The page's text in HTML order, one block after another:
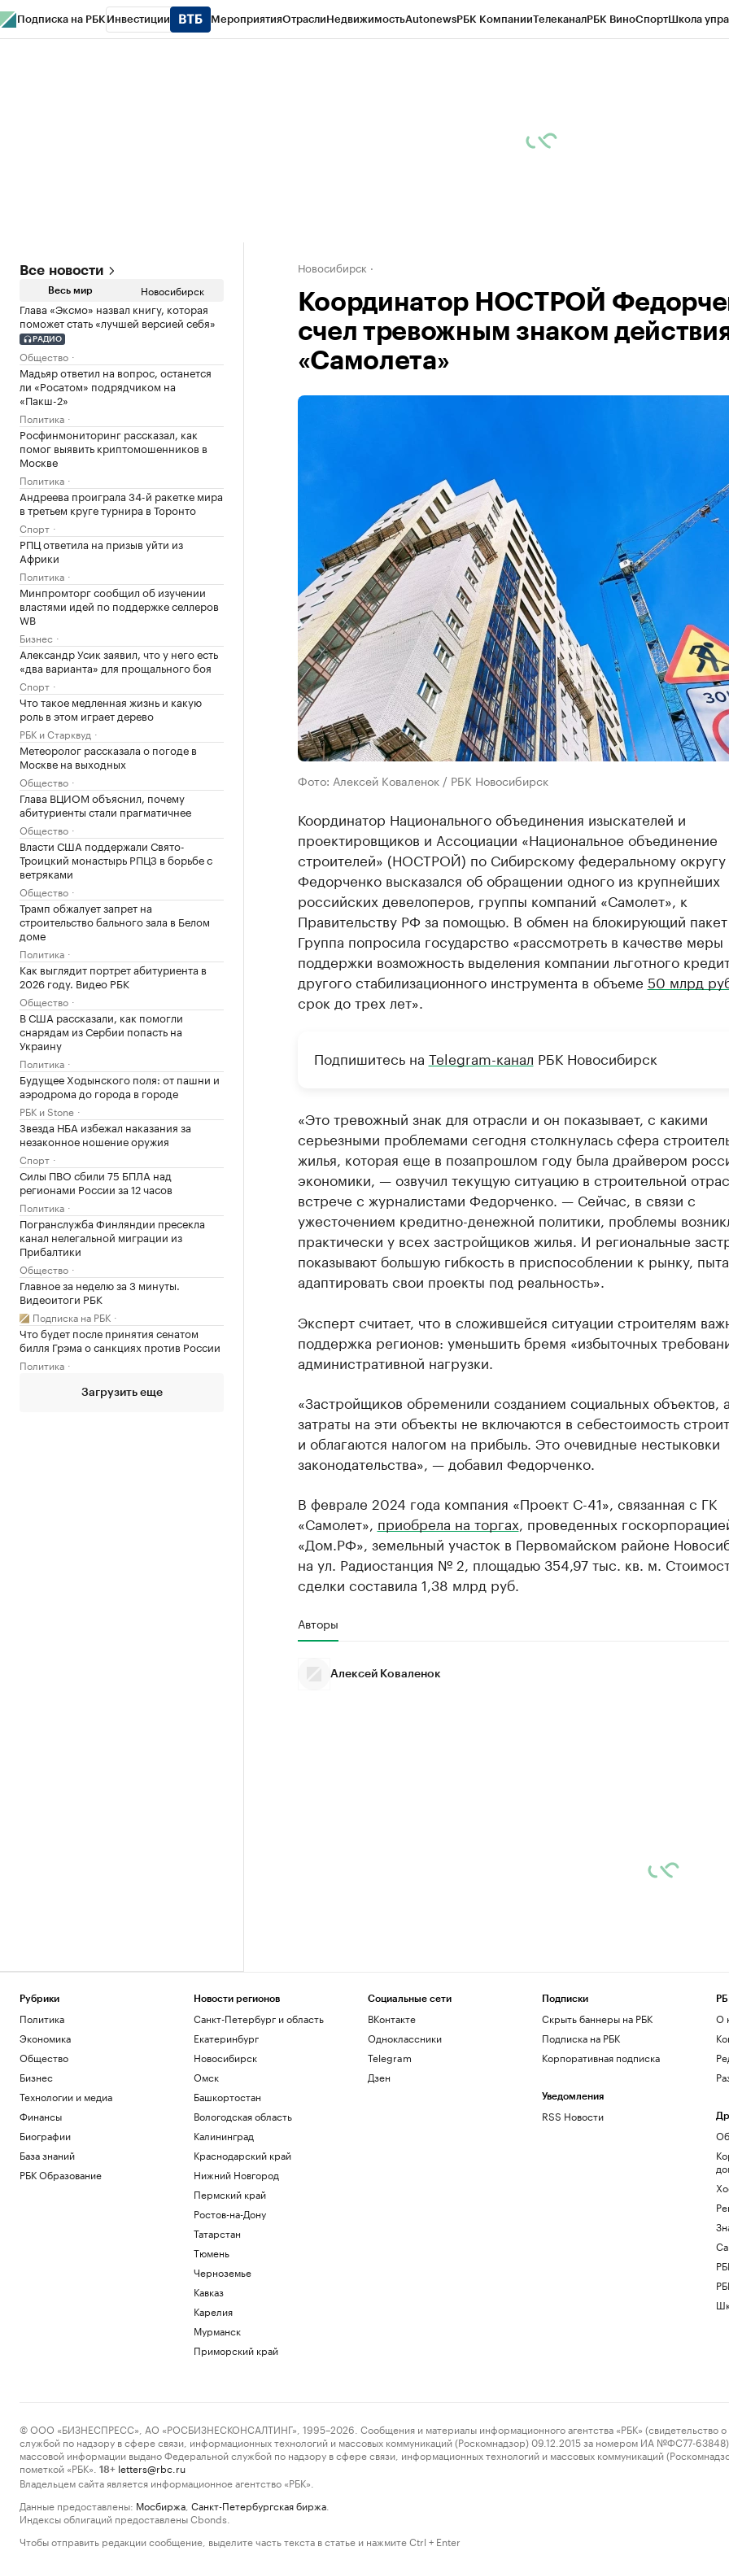
Подписка на РБК Инвестиции МероприятияОтраслиНедвижимостьAutonewsРБК КомпанииТелеканалРБК ВиноСпортШкола
Все новости
Весь мир Новосибирск
Глава «Эксмо» назвал книгу, которая
поможет стать «лучшей версией себя»
РАДИО
Общество
Мадьяр ответил на вопрос, останется
ли «Росатом» подрядчиком на
«Пакш-2»
Политика
Росфинмониторинг рассказал, как
помог выявить криптомошенников в
Москве
Политика
Андреева проиграла 34-й ракетке мира
в третьем круге турнира в Торонто
Спорт
РПЦ ответила на призыв уйти из
Африки
Политика
Минпромторг сообщил об изучении
властями идей по поддержке селлеров
WB
Бизнес
Александр Усик заявил, что у него есть
«два варианта» для прощального боя
Спорт
Что такое медленная жизнь и какую
роль в этом играет дерево
РБК и Старквуд
Метеоролог рассказала о погоде в
Москве на выходных
Общество
Глава ВЦИОМ объяснил, почему
абитуриенты стали прагматичнее
Общество
Власти США поддержали Свято-
Троицкий монастырь РПЦЗ в борьбе с
ветряками
Общество
Трамп обжалует запрет на
строительство бального зала в Белом
доме
Политика
Как выглядит портрет абитуриента в
2026 году. Видео РБК
Общество
В США рассказали, как помогли
снарядам из Сербии попасть на
Украину
Политика
Будущее Ходынского поля: от пашни и
аэродрома до города в городе
РБК и Stone
Звезда НБА избежал наказания за
незаконное ношение оружия
Спорт
Силы ПВО сбили 75 БПЛА над
регионами России за 12 часов
Политика
Погранслужба Финляндии пресекла
канал нелегальной миграции из
Прибалтики
Общество
Главное за неделю за 3 минуты.
Видеоитоги РБК
Подписка на РБК
Что будет после принятия сенатом
билля Грэма о санкциях против России
Политика
Загрузить еще
Новосибирск
Координатор НОСТРОЙ
счел тревожным знаком
«Самолета»
Фото: Алексей Коваленок / РБК Новосибирск
Координатор Национального объединения изыскателей и
проектировщиков и Ассоциации «Национальное объединение
строителей» (НОСТРОЙ) по Сибирскому федеральному
Федорченко высказался об обращении одного из крупнейших
российских девелоперов, группы компаний «Самолет», к
Правительству РФ за помощью. В обмен на блокирующий
Группа попросила государство «рассмотреть в качестве меры
поддержки возможность выделения компании льготного
другого стабилизационного инструмента в объеме 50 млрд
срок до трех лет».
Подпишитесь на Telegram-канал РБК Новосибирск
«Это тревожный знак для отрасли и он показывает, с какими
серьезными проблемами сегодня столкнулась сфера
жилья, которая еще в позапрошлом году была драйвером
экономики, — озвучил текущую ситуацию в строительной
встрече с журналистами Федорченко. — Сейчас, в связи с
ужесточением кредитно-денежной политики, проблемы
практически у всех застройщиков жилья. И региональные
показывают большую гибкость в приспособлении к рынку,
адаптировать свои проекты под реальность».
Эксперт считает, что в сложившейся ситуации строителям
поддержка регионов: уменьшить бремя «избыточных
административной нагрузки.
«Застройщиков обременили созданием социальных объектов, а
затраты на эти объекты не включаются в себестоимость
и облагаются налогом на прибыль. Это очевидные нестыковки
законодательства», — добавил Федорченко.
В феврале 2024 года компания «Проект С-41», связанная с ГК
«Самолет», приобрела на торгах , проведенных
«Дом.РФ», земельный участок в Первомайском районе
на ул. Радиостанция № 2, площадью 354,97 тыс. кв. м.
сделки составила 1,38 млрд руб.
Авторы
Алексей Коваленок
Рубрики
Политика
Экономика
Общество
Бизнес
Технологии и медиа
Финансы
Биографии
База знаний
РБК Образование
Новости регионов
Санкт-Петербург и область
Екатеринбург
Новосибирск
Омск
Башкортостан
Вологодская область
Калининград
Краснодарский край
Нижний Новгород
Пермский край
Ростов-на-Дону
Татарстан
Тюмень
Черноземье
Кавказ
Карелия
Мурманск
Приморский край
Социальные сети
ВКонтакте
Одноклассники
Telegram
Дзен
Подписки
Скрыть баннеры на РБК
Подписка на РБК
Корпоративная подписка
Уведомления
RSS Новости
О
© ООО «БИЗНЕСПРЕСС», АО «РОСБИЗНЕСКОНСАЛТИНГ», 1995–2026. Сообщения и материалы информационного агентства «РБК» (свидетельство о
службой по надзору в сфере связи, информационных технологий и массовых коммуникаций (Роскомнадзор) 09.12.2015 за номером ИА №ФС77-63848)
массовой информации выдано Федеральной службой по надзору в сфере связи, информационных технологий и массовых коммуникаций
пометкой «РБК».
18+ letters@rbc.ru
Владельцем сайта является информационное агентство «РБК».
Данные предоставлены: Мосбиржа Санкт-Петербургская биржа
Индексы облигаций предоставлены Cbonds.
Чтобы отправить редакции сообщение, выделите часть текста в статье и нажмите Ctrl + Enter